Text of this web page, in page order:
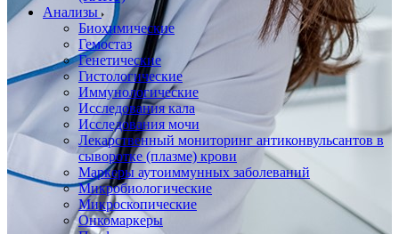
Анализы
Биохимические
Гемостаз
Генетические
Гистологические
Иммунологические
Исследования кала
Исследования мочи
Лекарственный мониторинг антиконвульсантов в
сыворотке (плазме) крови
Маркеры аутоиммунных заболеваний
Микробиологические
Микроскопические
Онкомаркеры